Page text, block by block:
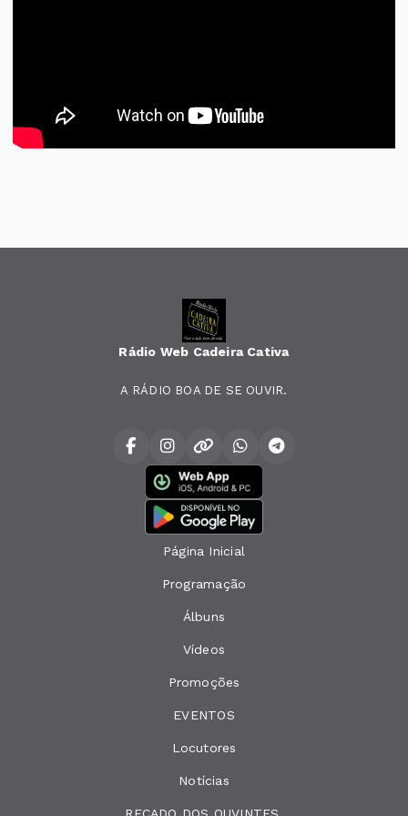
Rádio Web Cadeira Cativa
A RÁDIO BOA DE SE OUVIR.
Página Inicial
Programação
Álbuns
Vídeos
Promoções
EVENTOS
Locutores
Notícias